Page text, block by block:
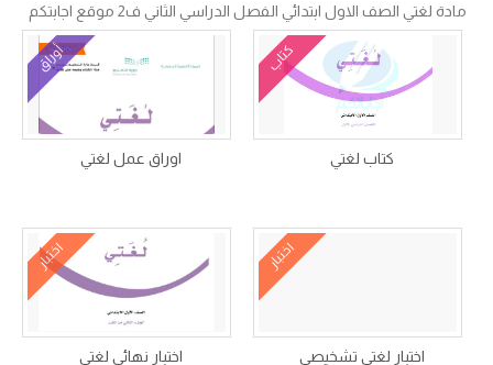
مادة لغتي الصف الاول ابتدائي الفصل الدراسي الثاني ف2 موقع اجابتكم
كتاب
كتاب لغتي
أوراق
اوراق عمل لغتي
اختبار
اختبار لغتي تشخيصي
اختبار
اختبار نهائي لغتي